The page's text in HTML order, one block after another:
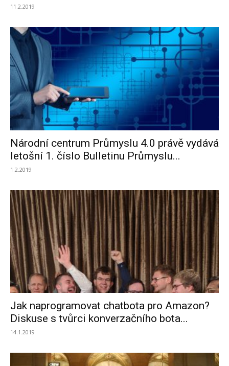
11.2.2019
Národní centrum Průmyslu 4.0 právě vydává
letošní 1. číslo Bulletinu Průmyslu...
1.2.2019
Jak naprogramovat chatbota pro Amazon?
Diskuse s tvůrci konverzačního bota...
14.1.2019